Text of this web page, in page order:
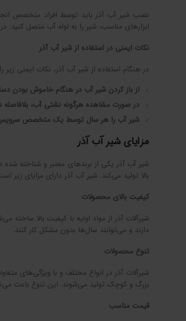
نصب شیر آب آذر باید توسط افراد متخصص
ابزارهای مناسب، شیر را به لوله آب متصل کنید.
نکات ایمنی در استفاده از شیر آب آذر
در هنگام استفاده از شیر آب آذر، نکات ایمنی زیر
از باز کردن شیر آب در هنگام خاموش بودن
در صورت مشاهده هرگونه نشتی آب، بلافاصله
شیر آب را هر سال توسط یک متخصص
مزایای شیر آب آذر
شیر آب آذر یکی از برندهای معتبر و شناخته
بالا تولید می‌کند. شیر آب آذر دارای مزایای زیر
کیفیت بالای محصولات
شیرآلات آذر از مواد اولیه با کیفیت بالا ساخته
دارند و می‌توانند سال‌ها بدون مشکل کار کنند.
تنوع محصولات
شیرآلات آذر در انواع مختلف و با ویژگی‌های
بزرگ و کوچک تولید می‌شوند. این تنوع باعث
قیمت مناسب